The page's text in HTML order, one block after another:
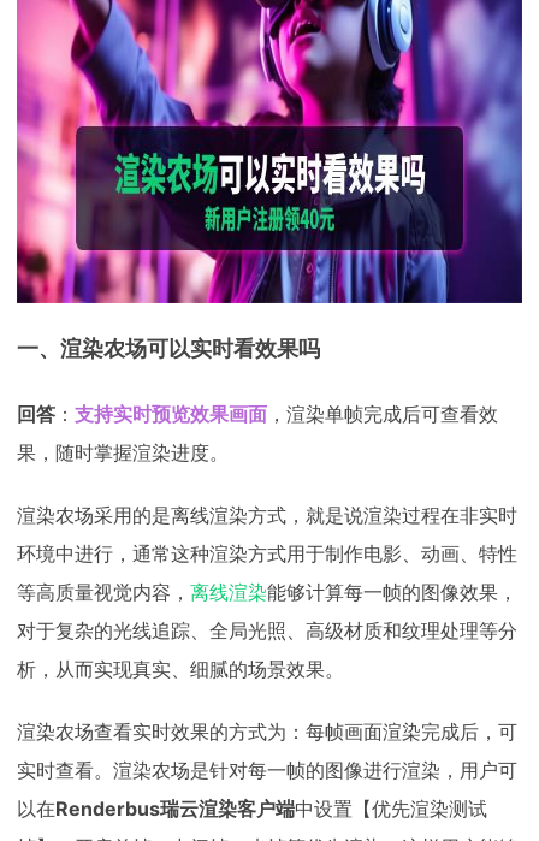
一、渲染农场可以实时看效果吗
回答 ： 支持实时预览效果画面 ，渲染单帧完成后可查看效
果，随时掌握渲染进度。
渲染农场采用的是离线渲染方式，就是说渲染过程在非实时
环境中进行，通常这种渲染方式用于制作电影、动画、特性
等高质量视觉内容， 离线渲染能够计算每一帧的图像效果，
对于复杂的光线追踪、全局光照、高级材质和纹理处理等分
析，从而实现真实、细腻的场景效果。
渲染农场查看实时效果的方式为：每帧画面渲染完成后，可
实时查看。渲染农场是针对每一帧的图像进行渲染，用户可
以在Renderbus瑞云渲染客户端中设置【优先渲染测试